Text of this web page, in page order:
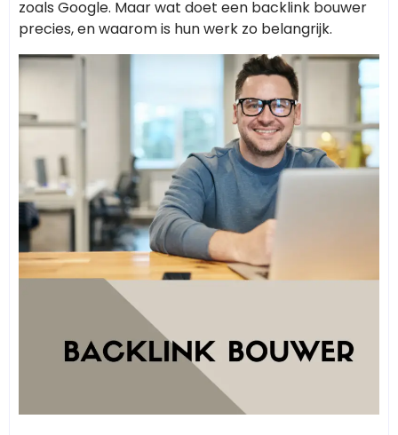
zoals Google. Maar wat doet een backlink bouwer
precies, en waarom is hun werk zo belangrijk.